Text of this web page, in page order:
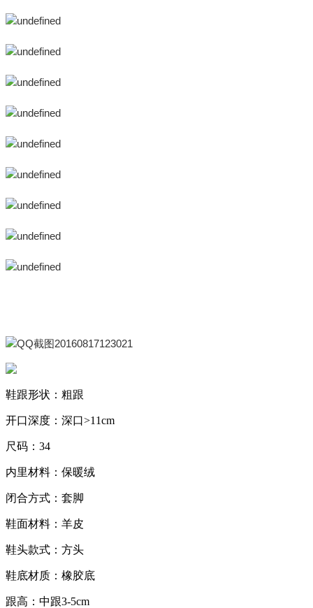
鞋跟形状：粗跟
开口深度：深口>11cm
尺码：34
内里材料：保暖绒
闭合方式：套脚
鞋面材料：羊皮
鞋头款式：方头
鞋底材质：橡胶底
跟高：中跟3-5cm